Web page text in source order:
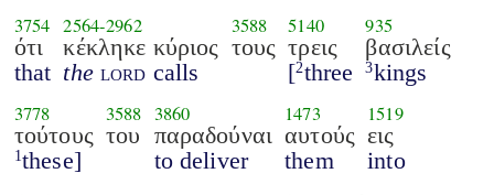
3754
ότι
that
2564-2962
κέκληκε κύριος
the lord calls
3588
τους
5140
τρεις
[2three
935
βασιλείς
3kings
3778
τούτους
1 these]
3588
του
3860
παραδούναι
to deliver
1473
αυτούς
them
1519
εις
into